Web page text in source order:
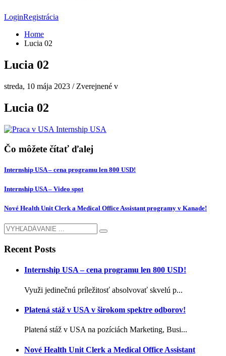
LoginRegistrácia
Home
Lucia 02
Lucia 02
streda, 10 mája 2023 / Zverejnené v
Lucia 02
Čo môžete čítať ďalej
Internship USA – cena programu len 800 USD!
Internship USA – Video spot
Nové Health Unit Clerk a Medical Office Assistant programy v Kanade!
Recent Posts
Internship USA – cena programu len 800 USD!
Využi jedinečnú príležitosť absolvovať skvelú p...
Platená stáž v USA v širokom spektre odborov!
Platená stáž v USA na pozíciách Marketing, Busi...
Nové Health Unit Clerk a Medical Office Assistant